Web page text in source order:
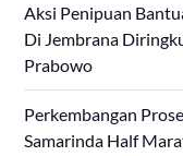
Aksi Penipuan
Di Jembrana
Prabowo
Perkembangan
Samarinda Half